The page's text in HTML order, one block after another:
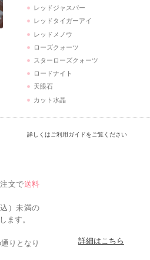
レッドジャスパー
レッドタイガーアイ
レッドメノウ
ローズクォーツ
スターローズクォーツ
ロードナイト
天眼石
カット水晶
詳しくはご利用ガイドをご覧ください
文で送料
）未満の
ます。
りとなり
詳細はこちら